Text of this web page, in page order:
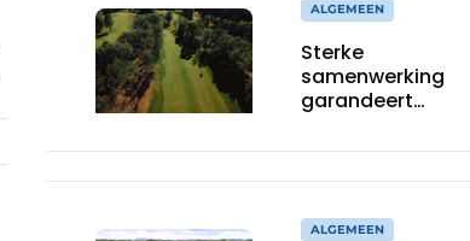
ALGEMEEN
Sterke
samenwerking
garandeert
tijdens
ALGEMEEN